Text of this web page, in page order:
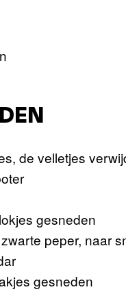
de velletjes
gesneden
peper, naar
gesneden